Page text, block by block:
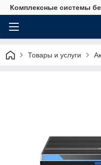
Комплексные системы
Товары и услуги